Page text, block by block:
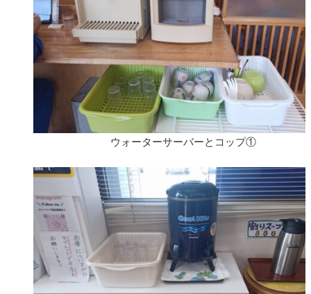
ウォーターサーバーとコップ①